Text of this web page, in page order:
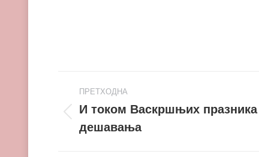
Post
navigation
ПРЕТХОДНА
пост
И током Васкршњих празника
дешавања